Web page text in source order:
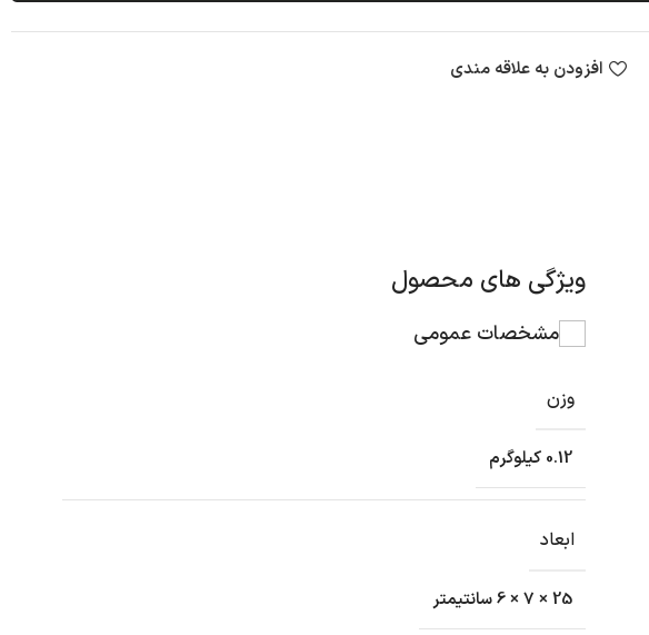
افزودن به علاقه مندی
ویژگی های محصول
مشخصات عمومی
وزن
0.12 کیلوگرم
ابعاد
25 × 7 × 6 سانتیمتر